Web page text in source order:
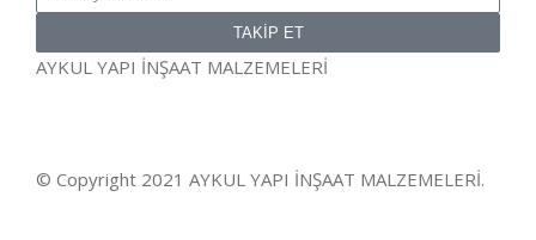
TAKİP ET
AYKUL YAPI İNŞAAT MALZEMELERİ
© Copyright 2021 AYKUL YAPI İNŞAAT MALZEMELERİ.